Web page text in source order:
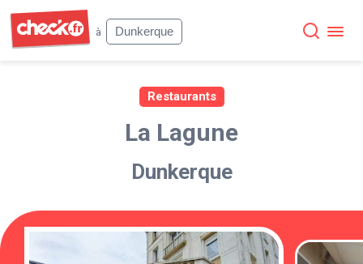
à
Dunkerque
Restaurants
La Lagune
Dunkerque